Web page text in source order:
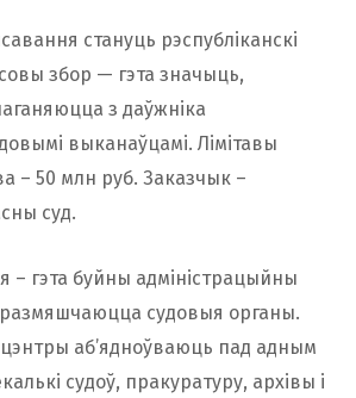
стануць рэспубліканскі
збор — гэта значыць,
з даўжніка
выканаўцамі. Лімітавы
– 50 млн руб. Заказчык –
суд.
– гэта буйны адміністрацыйны
размяшчаюцца судовыя органы.
аб’ядноўваюць пад адным
судоў, пракуратуру, архівы і